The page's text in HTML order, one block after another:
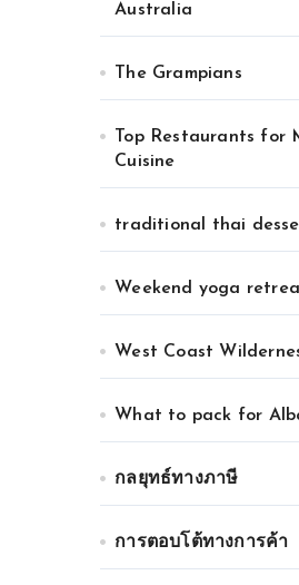
Australia
The Grampians
Top Restaurants for
Cuisine
traditional thai
Weekend yoga
West Coast
What to pack for
กลยุทธ์ทางภาษี
การตอบโต้ทางการค้า